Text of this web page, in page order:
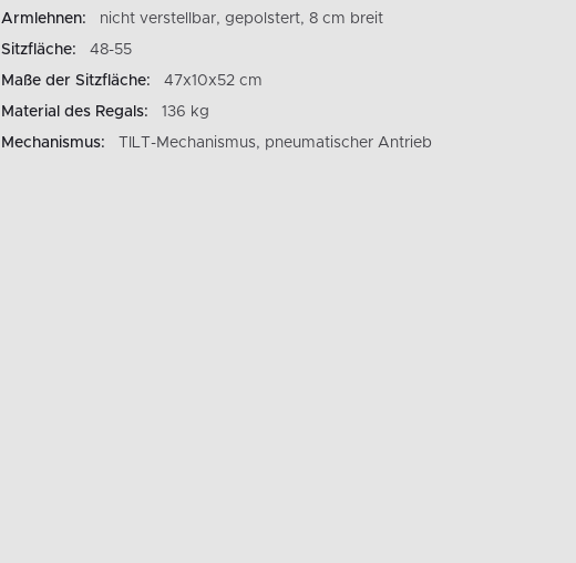
Armlehnen:
nicht verstellbar, gepolstert, 8 cm breit
Sitzfläche:
48-55
Maße der Sitzfläche:
47x10x52 cm
Material des Regals:
136 kg
Mechanismus:
TILT-Mechanismus, pneumatischer Antrieb